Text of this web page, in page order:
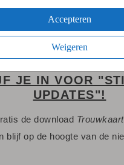
Accepteren
Weigeren
je account en bestel daarna
naar wens? Bestel de
WETEN
zijn een natuurproduct dus
om de kleur wit te
JE IN VOOR
UPDATES"!
de download
blijf op de hoogte van de